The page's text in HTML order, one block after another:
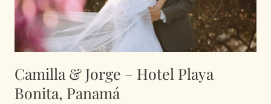
Camilla & Jorge – Hotel Playa
Bonita, Panamá